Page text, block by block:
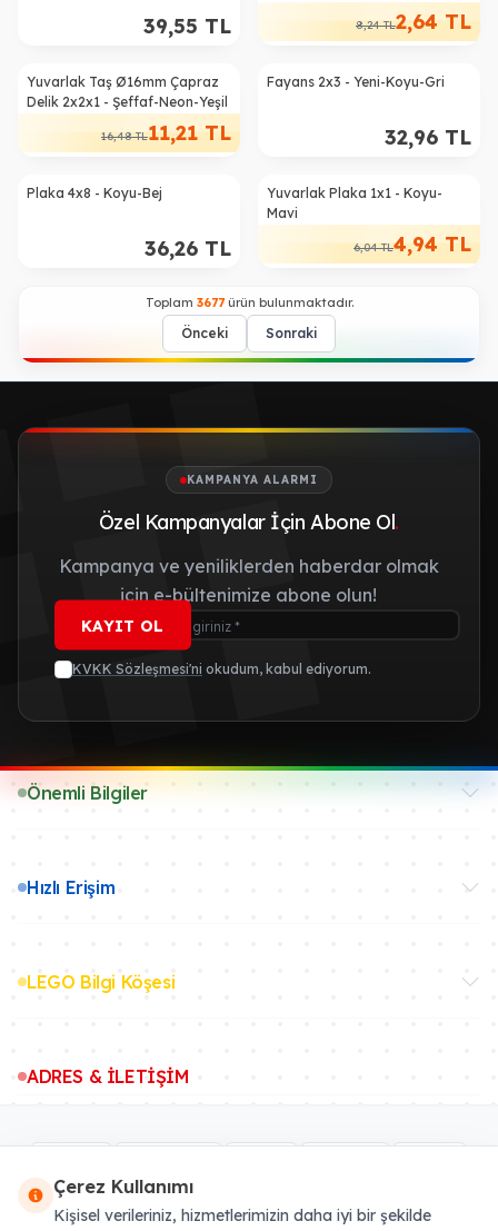
39,55 TL 8,24TL2,64 TL
%32
Yuvarlak Taş Ø16mm Çapraz
Delik 2x2x1 - Şeffaf-Neon-Yeşil
16,48TL11,21 TL
Fayans 2x3 - Yeni-Koyu-Gri
32,96 TL
Plaka 4x8 - Koyu-Bej
36,26 TL
%18
Yuvarlak Plaka 1x1 - Koyu-
Mavi
6,04TL4,94 TL
Toplam 3677ürün bulunmaktadır.
Önceki Sonraki
KAMPANYA ALARMI
Özel Kampanyalar İçin Abone Ol.
Kampanya ve yeniliklerden haberdar olmak
için e-bültenimize abone olun!
KAYIT OL
KVKK Sözleşmesi'ni okudum, kabul ediyorum.
Önemli Bilgiler
Hızlı Erişim
LEGO Bilgi Köşesi
ADRES & İLETİŞİM
Çerez Kullanımı
Kişisel verileriniz, hizmetlerimizin daha iyi bir şekilde